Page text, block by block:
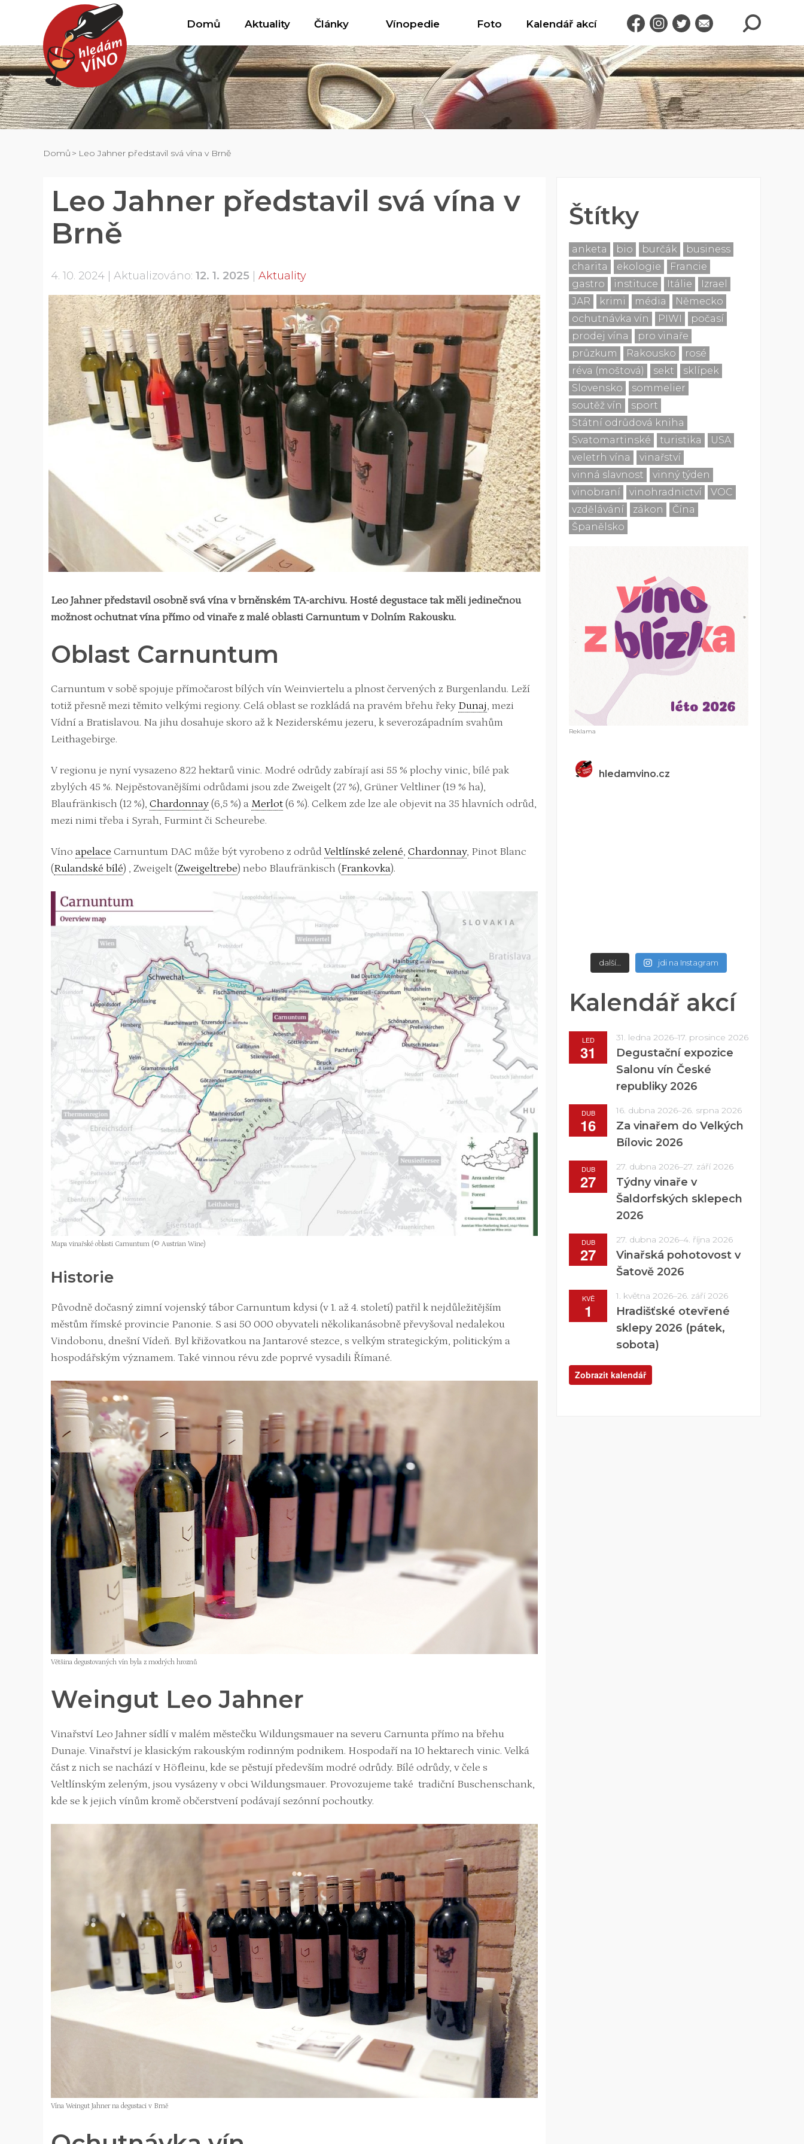
Domů Aktuality Články Vínopedie Foto Kalendář akcí
Domů Leo Jahner představil svá vína v Brně
Leo Jahner představil svá vína v
Brně
4. 10. 2024 Aktualizováno: 12. 1. 2025 Aktuality
Leo Jahner představil osobně svá vína v brněnském TA-archivu. Hosté degustace tak měli jedinečnou
možnost ochutnat vína přímo od vinaře z malé oblasti Carnuntum v Dolním Rakousku.
Oblast Carnuntum
Carnuntum v sobě spojuje přímočarost bílých vín Weinviertelu a plnost červených z Burgenlandu. Leží
totiž přesně mezi těmito velkými regiony. Celá oblast se rozkládá na pravém břehu řeky Dunaj, mezi
Vídní a Bratislavou. Na jihu dosahuje skoro až k Neziderskému jezeru, k severozápadním svahům
Leithagebirge.
V regionu je nyní vysazeno 822 hektarů vinic. Modré odrůdy zabírají asi 55 % plochy vinic, bílé pak
zbylých 45 %. Nejpěstovanějšími odrůdami jsou zde Zweigelt (27 %), Grüner Veltliner (19 % ha),
Blaufränkisch (12 %), Chardonnay (6,5 %) a Merlot (6 %). Celkem zde lze ale objevit na 35 hlavních odrůd,
mezi nimi třeba i Syrah, Furmint či Scheurebe.
Víno apelace Carnuntum DAC může být vyrobeno z odrůd Veltlínské zelené, ​​ Chardonnay, Pinot Blanc
(Rulandské bílé) , Zweigelt (Zweigeltrebe) nebo Blaufränkisch (Frankovka).
Mapa vinařské oblasti Carnuntum (© Austrian Wine)
Historie
Původně dočasný zimní vojenský tábor Carnuntum kdysi (v 1. až 4. století) patřil k nejdůležitějším
městům římské provincie Panonie. S asi 50 000 obyvateli několikanásobně převyšoval nedalekou
Vindobonu, dnešní Vídeň. Byl křižovatkou na Jantarové stezce, s velkým strategickým, politickým a
hospodářským významem. Také vinnou révu zde poprvé vysadili Římané.
Většina degustovaných vín byla z modrých hroznů
Weingut Leo Jahner
Vinařství Leo Jahner sídlí v malém městečku Wildungsmauer na severu Carnunta přímo na břehu
Dunaje. Vinařství je klasickým rakouským rodinným podnikem. Hospodaří na 10 hektarech vinic. Velká
část z nich se nachází v Höfleinu, kde se pěstují především modré odrůdy. Bílé odrůdy, v čele s
Veltlínským zeleným, jsou vysázeny v obci Wildungsmauer. Provozujeme také tradiční Buschenschank,
kde se k jejich vínům kromě občerstvení podávají sezónní pochoutky.
Vína Weingut Jahner na degustaci v Brně
Štítky
anketa bio burčák
business
charita
ekologie
Francie
gastro
instituce Itálie
Izrael
JAR
krimi média
Německo
ochutnávka vín
PIWI
počasí
prodej vína
pro vinaře
průzkum
Rakousko
rosé
réva (moštová)
sekt
sklípek
Slovensko
sommelier
soutěž vín
sport
Státní odrůdová kniha
Svatomartinské
turistika
USA
veletrh vína
vinařství
vinná slavnost
vinný týden
vinobraní
vinohradnictví
VOC
vzdělávání
zákon
Čína
Španělsko
hledamvino.cz
další… jdi na Instagram
Kalendář akcí
LED
31
31. ledna 2026–17. prosince 2026
Degustační expozice
Salonu vín České
republiky 2026
DUB
16
16. dubna 2026–26. srpna 2026
Za vinařem do Velkých
Bílovic 2026
DUB
27
27. dubna 2026–27. září 2026
Týdny vinaře v
Šaldorfských sklepech
2026
DUB
27
27. dubna 2026–4. října 2026
Vinařská pohotovost v
Šatově 2026
KVĚ
1
1. května 2026–26. září 2026
Hradišťské otevřené
sklepy 2026 (pátek,
sobota)
Zobrazit kalendář